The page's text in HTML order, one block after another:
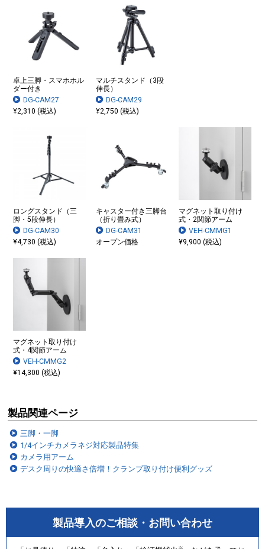
▲CR-LACAM5
▲CR-LACAM7
卓上三脚・スマホホル
ダー付き
DG-CAM27
¥2,310 (税込)
マルチスタンド（3段
伸長）
DG-CAM29
¥2,750 (税込)
ロングスタンド（三
脚・5段伸長）
DG-CAM30
¥4,730 (税込)
キャスター付き三脚台
（折り畳み式）
DG-CAM31
オープン価格
マグネット取り付け
式・2関節アーム
VEH-CMMG1
¥9,900 (税込)
マグネット取り付け
式・4関節アーム
VEH-CMMG2
¥14,300 (税込)
製品関連ページ
三脚・一脚
1/4インチカメラネジ対応製品特集
カメラ用アーム
デスク周りの快適さ倍増！クランプ取り付け便利グッズ
製品導入のご相談・お問い合わせ